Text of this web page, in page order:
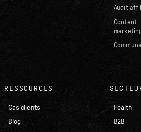
Audit
Content
marketing
RESSOURCES
Cas clients
Blog
Health
B2B